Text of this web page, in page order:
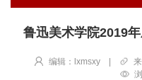
鲁迅美术学院2019
编辑：lxmsxy |